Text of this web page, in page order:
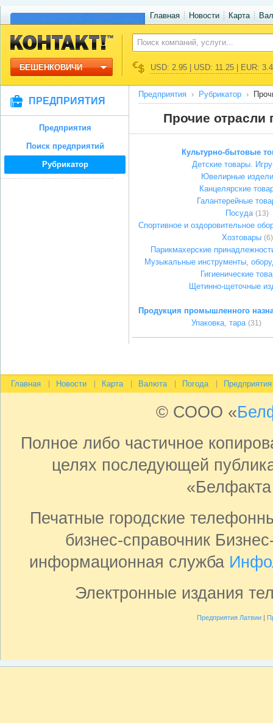
Главная Новости Карта
БЕШЕНКОВИЧИ USD: 2.95 | USD: 11.25 | EUR:
ПРЕДПРИЯТИЯ
Предприятия
Поиск предприятий
Рубрикатор
Предприятия Рубрикатор
Прочие
Культурно-бытовые
Детские товары.
Ювелирные
Канцелярские
Галантерейные
Посуда (13)
Спортивное и оздоровительное
Хозтовары (6)
Парикмахерские
Музыкальные инструменты,
Гигиенические
Щетинно-щеточные
Продукция промышленного
Упаковка, тара (31)
Главная Новости Карта Валюта Погода Предприятия
© СООО «
Полное либо частичное
целях последующей
Печатные городские
бизнес-справочник
информационная служба
Электронные издания
Предприятия Латвии|